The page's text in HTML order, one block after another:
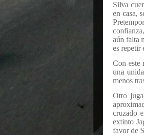
Silva
en casa,
aún falta
es repetir
Con este
una
menos
Otro
cruzado
extinto
favor de